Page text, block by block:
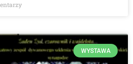
WYSTAWA